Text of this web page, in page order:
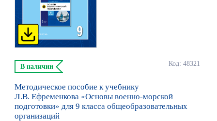
Код: 48321
В наличии
Методическое пособие к учебнику
Л.В. Ефременкова «Основы военно-морской
подготовки» для 9 класса общеобразовательных
организаций